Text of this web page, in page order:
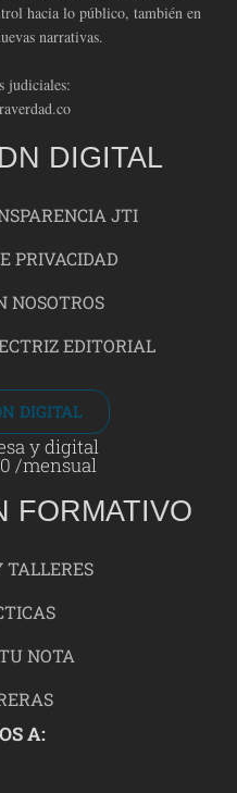
hacia lo público, también en
narrativas.
judiciales:
DIGITAL
JTI
PRIVACIDAD
NOSOTROS
EDITORIAL
DIGITAL
y digital
/mensual
FORMATIVO
TALLERES
NOTA
A: